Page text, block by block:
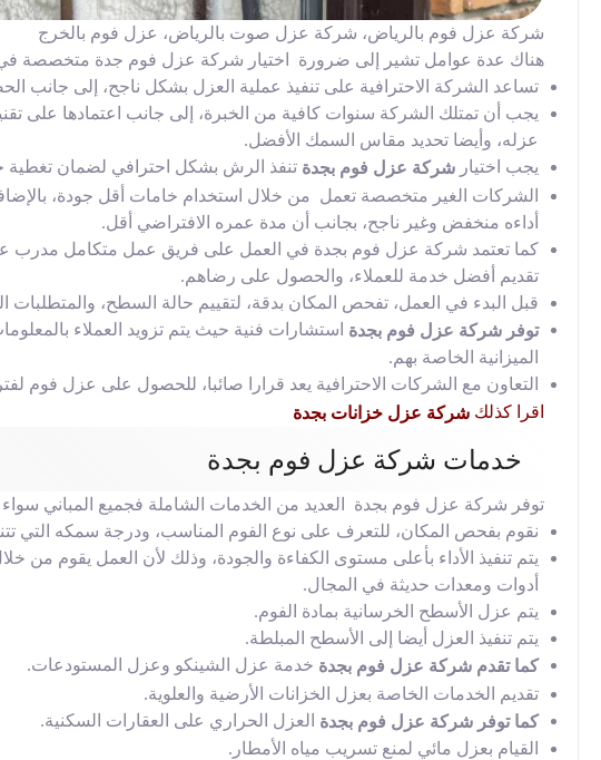
شركة عزل فوم بالرياض، شركة عزل صوت بالرياض، عزل فوم بالخرج
هناك عدة عوامل تشير إلى ضرورة اختيار شركة عزل فوم جدة متخصصة
تساعد الشركة الاحترافية على تنفيذ عملية العزل بشكل ناجح، إلى جانب
يجب أن تمتلك الشركة سنوات كافية من الخبرة، إلى جانب اعتمادها على
عزله، وأيضا تحديد مقاس السمك الأفضل.
يجب اختيار شركة عزل فوم بجدة تنفذ الرش بشكل احترافي لضمان
الشركات الغير متخصصة تعمل من خلال استخدام خامات أقل جودة،
أداءه منخفض وغير ناجح، بجانب أن مدة عمره الافتراضي أقل.
كما تعتمد شركة عزل فوم بجدة في العمل على فريق عمل متكامل مدرب
تقديم أفضل خدمة للعملاء، والحصول على رضاهم.
قبل البدء في العمل، تفحص المكان بدقة، لتقييم حالة السطح، والمتطلبات
توفر شركة عزل فوم بجدة استشارات فنية حيث يتم تزويد العملاء
الميزانية الخاصة بهم.
التعاون مع الشركات الاحترافية يعد قرارا صائبا، للحصول على عزل فوم
اقرا كذلك شركة عزل خزانات بجدة
خدمات شركة عزل فوم بجدة
توفر شركة عزل فوم بجدة العديد من الخدمات الشاملة فجميع المباني سواء
نقوم بفحص المكان، للتعرف على نوع الفوم المناسب، ودرجة سمكه التي
يتم تنفيذ الأداء بأعلى مستوى الكفاءة والجودة، وذلك لأن العمل يقوم من
أدوات ومعدات حديثة في المجال.
يتم عزل الأسطح الخرسانية بمادة الفوم.
يتم تنفيذ العزل أيضا إلى الأسطح المبلطة.
كما تقدم شركة عزل فوم بجدة خدمة عزل الشينكو وعزل المستودعات.
تقديم الخدمات الخاصة بعزل الخزانات الأرضية والعلوية.
كما توفر شركة عزل فوم بجدة العزل الحراري على العقارات السكنية.
القيام بعزل مائي لمنع تسريب مياه الأمطار.